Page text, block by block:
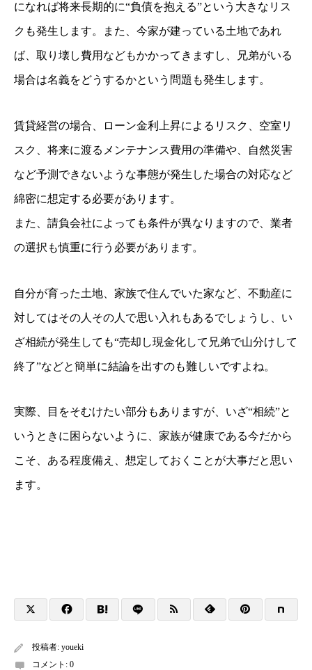
になれば将来長期的に“負債を抱える”という大きなリス
クも発生します。また、今家が建っている土地であれ
ば、取り壊し費用などもかかってきますし、兄弟がいる
場合は名義をどうするかという問題も発生します。
賃貸経営の場合、ローン金利上昇によるリスク、空室リ
スク、将来に渡るメンテナンス費用の準備や、自然災害
など予測できないような事態が発生した場合の対応など
綿密に想定する必要があります。
また、請負会社によっても条件が異なりますので、業者
の選択も慎重に行う必要があります。
自分が育った土地、家族で住んでいた家など、不動産に
対してはその人その人で思い入れもあるでしょうし、い
ざ相続が発生しても“売却し現金化して兄弟で山分けして
終了”などと簡単に結論を出すのも難しいですよね。
実際、目をそむけたい部分もありますが、いざ“相続”と
いうときに困らないように、家族が健康である今だから
こそ、ある程度備え、想定しておくことが大事だと思い
ます。
投稿者: youeki
コメント: 0